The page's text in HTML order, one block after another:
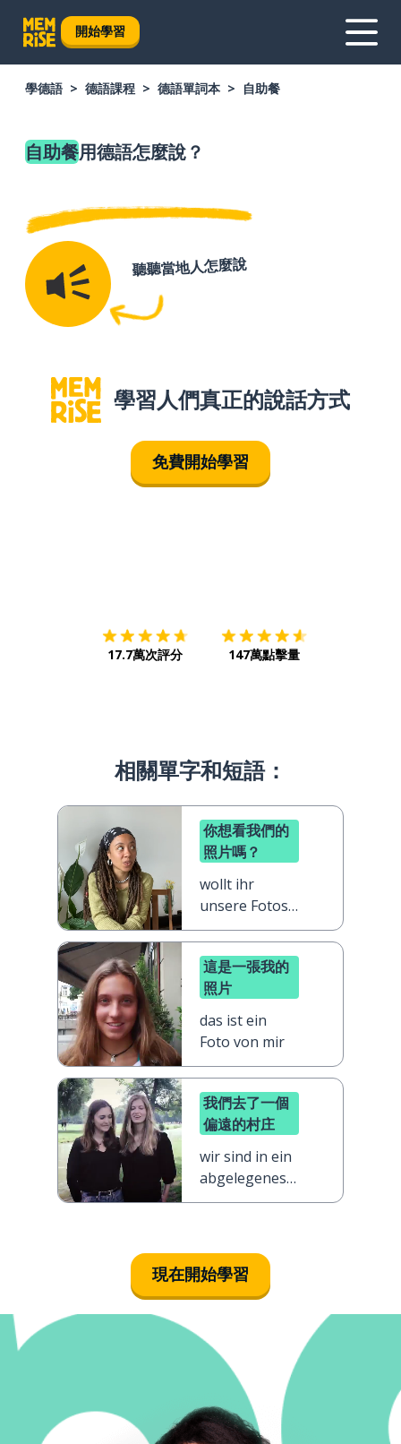
開始學習
學德語 德語課程 德語單詞本 自助餐
自助餐用德語怎麼說？
聽聽當地人怎麼說
學習人們真正的說話方式
免費開始學習
17.7萬次評分 147萬點擊量
相關單字和短語：
你想看我們的
照片嗎？
wollt ihr
unsere Fotos
sehen?
這是一張我的
照片
das ist ein
Foto von mir
我們去了一個
偏遠的村庄
wir sind in ein
abgelegenes
Dorf gefahren
現在開始學習